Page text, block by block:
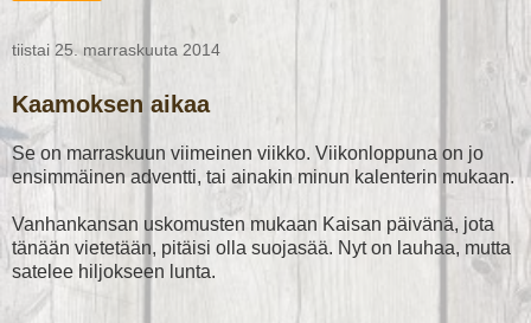
tiistai 25. marraskuuta 2014
Kaamoksen aikaa
Se on marraskuun viimeinen viikko. Viikonloppuna on jo
ensimmäinen adventti, tai ainakin minun kalenterin mukaan.
Vanhankansan uskomusten mukaan Kaisan päivänä, jota
tänään vietetään, pitäisi olla suojasää. Nyt on lauhaa, mutta
satelee hiljokseen lunta.